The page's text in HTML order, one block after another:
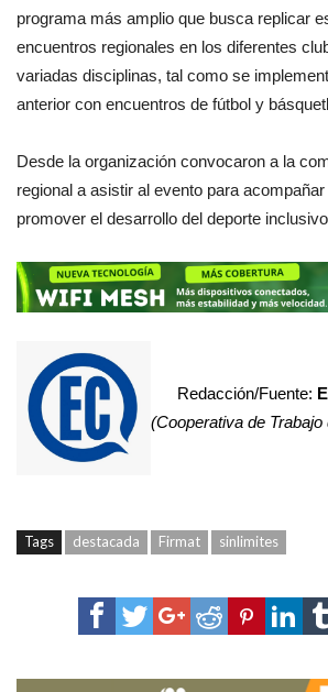
programa más amplio que busca replicar
encuentros regionales en los diferentes
variadas disciplinas, tal como se
anterior con encuentros de fútbol y
Desde la organización convocaron a la
regional a asistir al evento para
promover el desarrollo del deporte
Redacción/Fuente:
(Cooperativa de Trabajo
Tags destacada Firmat sinlimites